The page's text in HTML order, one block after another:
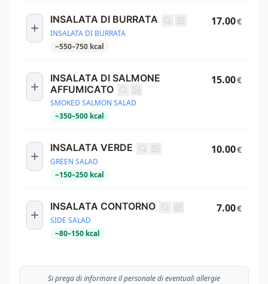
INSALATA DI BURRATA
INSALATA DI BURRATA
~550–750 kcal
17.00€
INSALATA DI SALMONE
AFFUMICATO
SMOKED SALMON SALAD
~350–500 kcal
15.00€
INSALATA VERDE
GREEN SALAD
~150–250 kcal
10.00€
INSALATA CONTORNO
SIDE SALAD
~80–150 kcal
7.00€
Si prega di informare il personale di eventuali allergie